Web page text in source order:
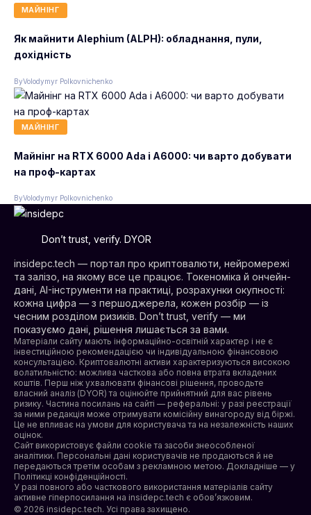
МАЙНІНГ
Як майнити Alephium (ALPH): обладнання, пули,
дохідність
ByVolodymyr Polkovnichenko
МАЙНІНГ
Майнінг на RTX 6000 Ada і A6000: чи варто добувати
на проф-картах
ByVolodymyr Polkovnichenko
Don’t trust, verify. DYOR
insidepc.tech — портал про криптовалюти, нейромережі
та залізо, на якому все це працює. Токеноміка й ончейн-
дані, AI-інструменти на практиці, розрахунки окупності:
кожна цифра — з першоджерела, кожен розбір — із
чесним розділом ризиків. Don’t trust, verify — ми
показуємо дані, рішення лишається за вами.
Матеріали сайту мають інформаційно-освітній характер і не є
інвестиційною рекомендацією чи індивідуальною фінансовою
консультацією. Криптовалютні активи характеризуються високою
волатильністю: можлива часткова або повна втрата вкладених
коштів. Перш ніж ухвалювати фінансові рішення, проводьте
власний аналіз (DYOR) та оцінюйте прийнятний для вас рівень
ризику. Частина посилань на сайті — реферальні: у разі реєстрації
за ними редакція може отримувати комісійну винагороду від біржі.
Це не впливає на умови для користувача та на незалежність наших
оцінок.
Сайт використовує файли cookie та засоби знеособленої
аналітики. Персональні дані користувачів не продаються й не
передаються третім особам з рекламною метою. Докладніше — у
Політикці конфіденційності.
У разі повного або часткового використання матеріалів сайту
активне гіперпосилання на insidepc.tech є обов’язковим.
© 2026 insidepc.tech. Усі права захищено.